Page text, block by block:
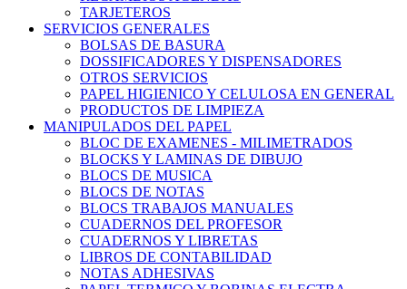
TARJETEROS
SERVICIOS GENERALES
BOLSAS DE BASURA
DOSSIFICADORES Y DISPENSADORES
OTROS SERVICIOS
PAPEL HIGIENICO Y CELULOSA EN GENERAL
PRODUCTOS DE LIMPIEZA
MANIPULADOS DEL PAPEL
BLOC DE EXAMENES - MILIMETRADOS
BLOCKS Y LAMINAS DE DIBUJO
BLOCS DE MUSICA
BLOCS DE NOTAS
BLOCS TRABAJOS MANUALES
CUADERNOS DEL PROFESOR
CUADERNOS Y LIBRETAS
LIBROS DE CONTABILIDAD
NOTAS ADHESIVAS